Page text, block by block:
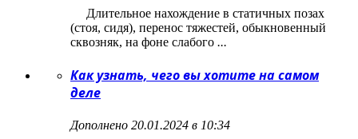
Длительное нахождение в статичных позах
(стоя, сидя), перенос тяжестей, обыкновенный
сквозняк, на фоне слабого ...
Как узнать, чего вы хотите на самом
деле
Дополнено 20.01.2024 в 10:34